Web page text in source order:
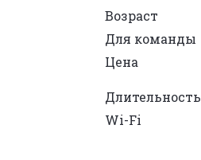
Возраст
Для команды
Цена
Длительность
Wi-Fi